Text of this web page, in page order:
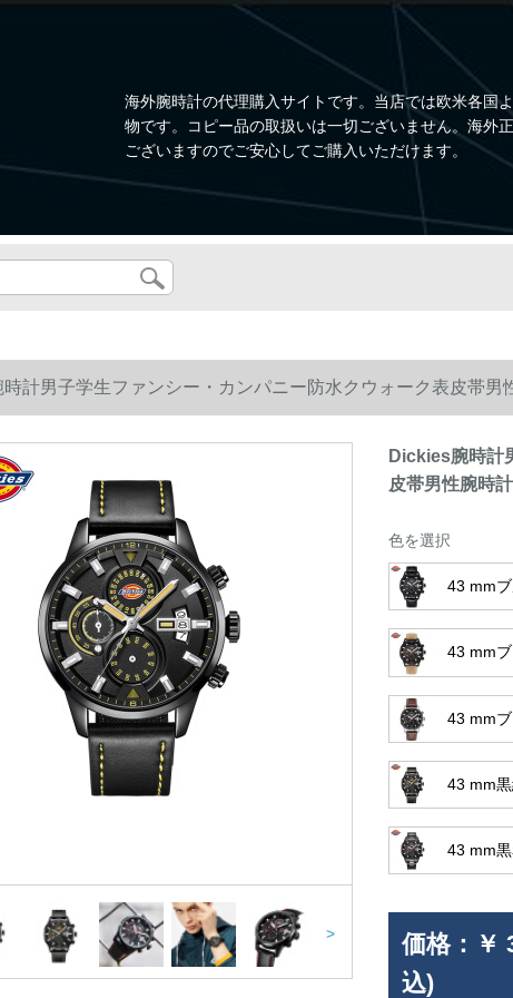
海外腕時計の代理購入サイトです。当店では欧米各国
物です。コピー品の取扱いは一切ございません。海外
ございますのでご安心してご購入いただけます。
計男子学生ファンシー・カンパニー防水クウォーク表皮帯男
>
Dickies腕時計
皮帯男性腕時
色を選択
43 mm
43 mm
43 mm
43 mm
43 mm
価格： ￥
込)